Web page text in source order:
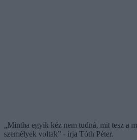
„Mintha egyik kéz nem tudná, mit tesz a
személyek voltak” - írja Tóth Péter.